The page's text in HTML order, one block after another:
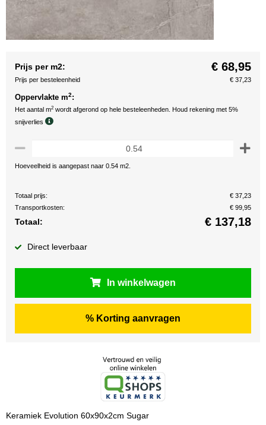
Prijs per m2: € 68,95
Prijs per besteleenheid € 37,23
Oppervlakte m2:
Het aantal m2 wordt afgerond op hele besteleenheden. Houd rekening met 5%
snijverlies
Hoeveelheid is aangepast naar 0.54 m2.
Totaal prijs:
€ 37,23
Transportkosten:
€ 99,95
Totaal: € 137,18
Direct leverbaar
In winkelwagen
% Korting aanvragen
Keramiek Evolution 60x90x2cm Sugar